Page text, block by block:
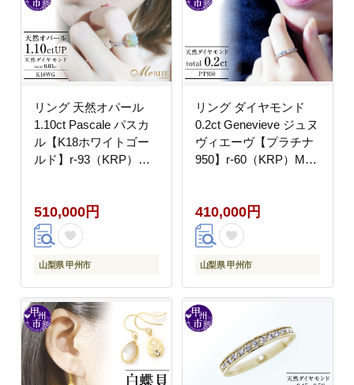
リング 天然オパール
1.10ct Pascale パスカ
ル【K18ホワイトゴー
ルド】r-93（KRP）
510,000円
山梨県 甲州市
リング ダイヤモンド
0.2ct Genevieve ジュヌ
ヴィエーヴ【プラチナ
950】r-60（KRP）M3-
410,000円
山梨県 甲州市